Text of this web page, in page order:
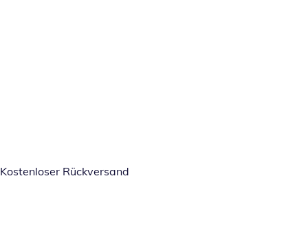
Kostenloser Rückversand